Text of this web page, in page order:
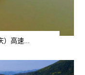
）高速...